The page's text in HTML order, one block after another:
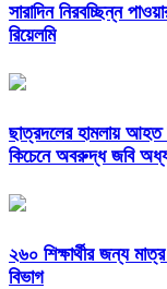
সারাদিন নিরবচ্ছিন্ন
রিয়েলমি
ছাত্রদলের হামলায় আহত
কিচেনে অবরুদ্ধ জবি
২৬০ শিক্ষার্থীর জন্য
বিভাগ